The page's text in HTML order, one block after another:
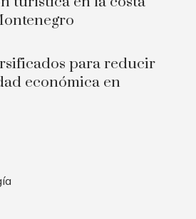
para reducir
económica en